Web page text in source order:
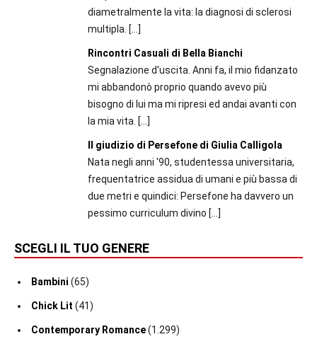
diametralmente la vita: la diagnosi di sclerosi
multipla. […]
Rincontri Casuali di Bella Bianchi
Segnalazione d'uscita. Anni fa, il mio fidanzato
mi abbandonò proprio quando avevo più
bisogno di lui ma mi ripresi ed andai avanti con
la mia vita. […]
Il giudizio di Persefone di Giulia Calligola
Nata negli anni '90, studentessa universitaria,
frequentatrice assidua di umani e più bassa di
due metri e quindici: Persefone ha davvero un
pessimo curriculum divino […]
SCEGLI IL TUO GENERE
Bambini (65)
Chick Lit (41)
Contemporary Romance(1.299)